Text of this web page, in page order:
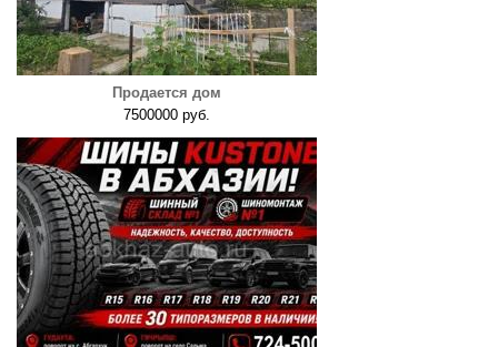
Продается дом
7500000 руб.